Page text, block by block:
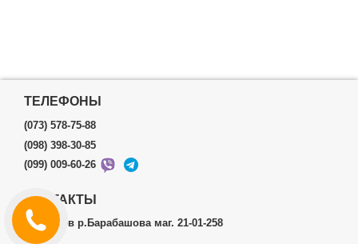
ТЕЛЕФОНЫ
(073) 578-75-88
(098) 398-30-85
(099) 009-60-26
КОНТАКТЫ
г.Харьков р.Барабашова маг. 21-01-258